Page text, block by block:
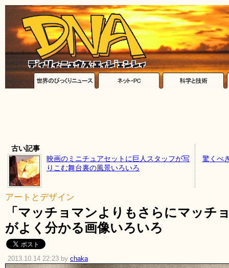
古い記事
映画のミニチュアセットに巨人スタッフが写
りこむ舞台裏の風景いろいろ
驚くべ
アートとデザイン
「マッチョマンよりもさらにマッチ
がよく分かる画像いろいろ
2013.10.14 22:23 by chaka